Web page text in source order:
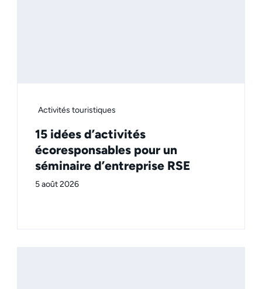
Activités touristiques
15 idées d’activités
écoresponsables pour un
séminaire d’entreprise RSE
5 août 2026